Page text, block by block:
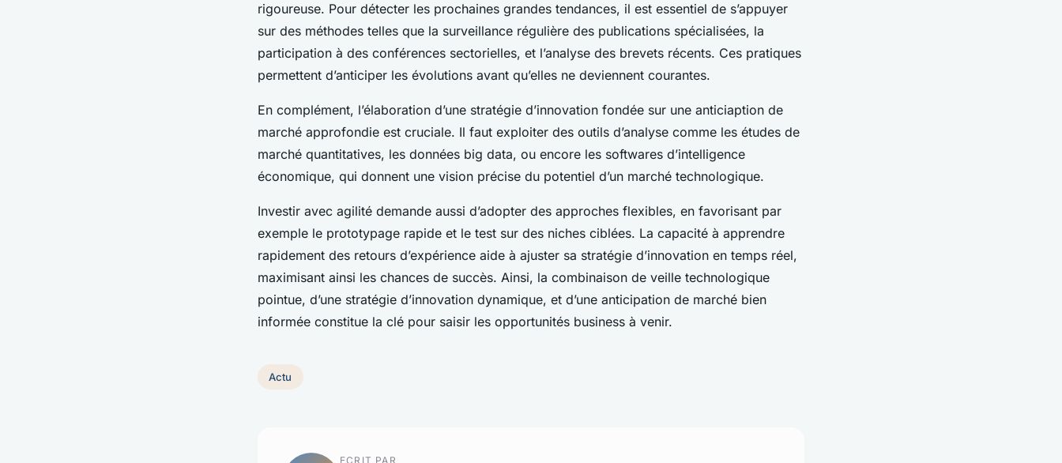
rigoureuse. Pour détecter les prochaines grandes tendances, il est essentiel de s’appuyer
sur des méthodes telles que la surveillance régulière des publications spécialisées, la
participation à des conférences sectorielles, et l’analyse des brevets récents. Ces pratiques
permettent d’anticiper les évolutions avant qu’elles ne deviennent courantes.
En complément, l’élaboration d’une stratégie d’innovation fondée sur une anticiaption de
marché approfondie est cruciale. Il faut exploiter des outils d’analyse comme les études de
marché quantitatives, les données big data, ou encore les softwares d’intelligence
économique, qui donnent une vision précise du potentiel d’un marché technologique.
Investir avec agilité demande aussi d’adopter des approches flexibles, en favorisant par
exemple le prototypage rapide et le test sur des niches ciblées. La capacité à apprendre
rapidement des retours d’expérience aide à ajuster sa stratégie d’innovation en temps réel,
maximisant ainsi les chances de succès. Ainsi, la combinaison de veille technologique
pointue, d’une stratégie d’innovation dynamique, et d’une anticipation de marché bien
informée constitue la clé pour saisir les opportunités business à venir.
Actu
ECRIT PAR